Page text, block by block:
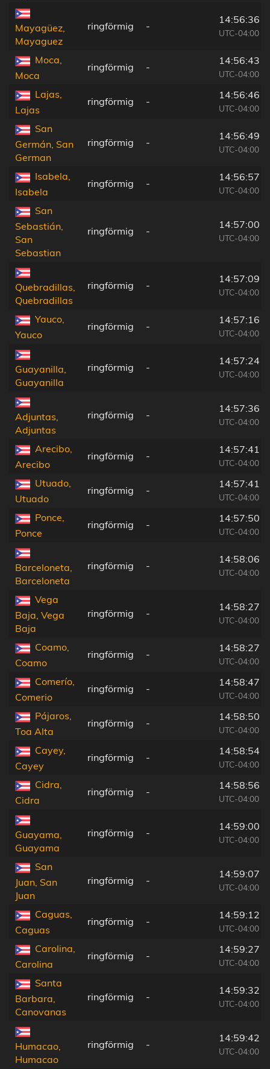
Mayagüez,
Mayaguez
ringförmig -
14:56:36
UTC-04:00
Moca,
Moca
ringförmig -
14:56:43
UTC-04:00
Lajas,
Lajas
ringförmig -
14:56:46
UTC-04:00
San
Germán, San
German
ringförmig -
14:56:49
UTC-04:00
Isabela,
Isabela
ringförmig -
14:56:57
UTC-04:00
San
Sebastián,
San
Sebastian
ringförmig -
14:57:00
UTC-04:00
Quebradillas,
Quebradillas
ringförmig -
14:57:09
UTC-04:00
Yauco,
Yauco
ringförmig -
14:57:16
UTC-04:00
Guayanilla,
Guayanilla
ringförmig -
14:57:24
UTC-04:00
Adjuntas,
Adjuntas
ringförmig -
14:57:36
UTC-04:00
Arecibo,
Arecibo
ringförmig -
14:57:41
UTC-04:00
Utuado,
Utuado
ringförmig -
14:57:41
UTC-04:00
Ponce,
Ponce
ringförmig -
14:57:50
UTC-04:00
Barceloneta,
Barceloneta
ringförmig -
14:58:06
UTC-04:00
Vega
Baja, Vega
Baja
ringförmig -
14:58:27
UTC-04:00
Coamo,
Coamo
ringförmig -
14:58:27
UTC-04:00
Comerío,
Comerio
ringförmig -
14:58:47
UTC-04:00
Pájaros,
Toa Alta
ringförmig -
14:58:50
UTC-04:00
Cayey,
Cayey
ringförmig -
14:58:54
UTC-04:00
Cidra,
Cidra
ringförmig -
14:58:56
UTC-04:00
Guayama,
Guayama
ringförmig -
14:59:00
UTC-04:00
San
Juan, San
Juan
ringförmig -
14:59:07
UTC-04:00
Caguas,
Caguas
ringförmig -
14:59:12
UTC-04:00
Carolina,
Carolina
ringförmig -
14:59:27
UTC-04:00
Santa
Barbara,
Canovanas
ringförmig -
14:59:32
UTC-04:00
Humacao,
Humacao
ringförmig -
14:59:42
UTC-04:00